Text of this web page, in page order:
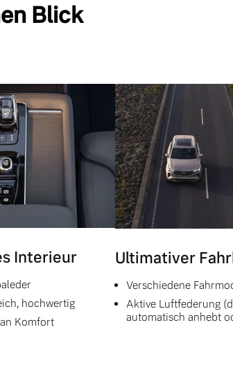
Blick
Interieur
hochwertig
Komfort
Ultimativer
Verschiedene
Aktive Luftfederung
automatisch anhebt